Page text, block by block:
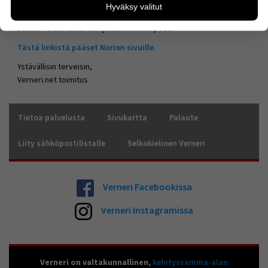
Harvinaiskeskus noriolla on käytössä asiakaspalvelu-chat, joten
saatte heidän asiantuntijansa kiinni helposti.
Tästä linkistä pääset Norion sivuille.
Ystävällisin terveisin,
Verneri.net toimitus
Tietoa palvelusta Sivukartta Palaute
Liity sähköpostilistalle Selkokielinen Verneri
Verneri Facebookissa
Verneri Instagramissa
Verneri on valtakunnallinen, kehitysvamma-alan
kävijämääristä ja siitä, mitä sivuja käytetään ja miten
sivuilla liikutaan. Emme kuitenkaan kerää
henkilötietoja kuten nimiä, eikä tietoja voi yhdistää
yksittäiseen käyttäjään.
Voit valita, hyväksytkö näiden evästeiden käytön.
Hyväksy valitut